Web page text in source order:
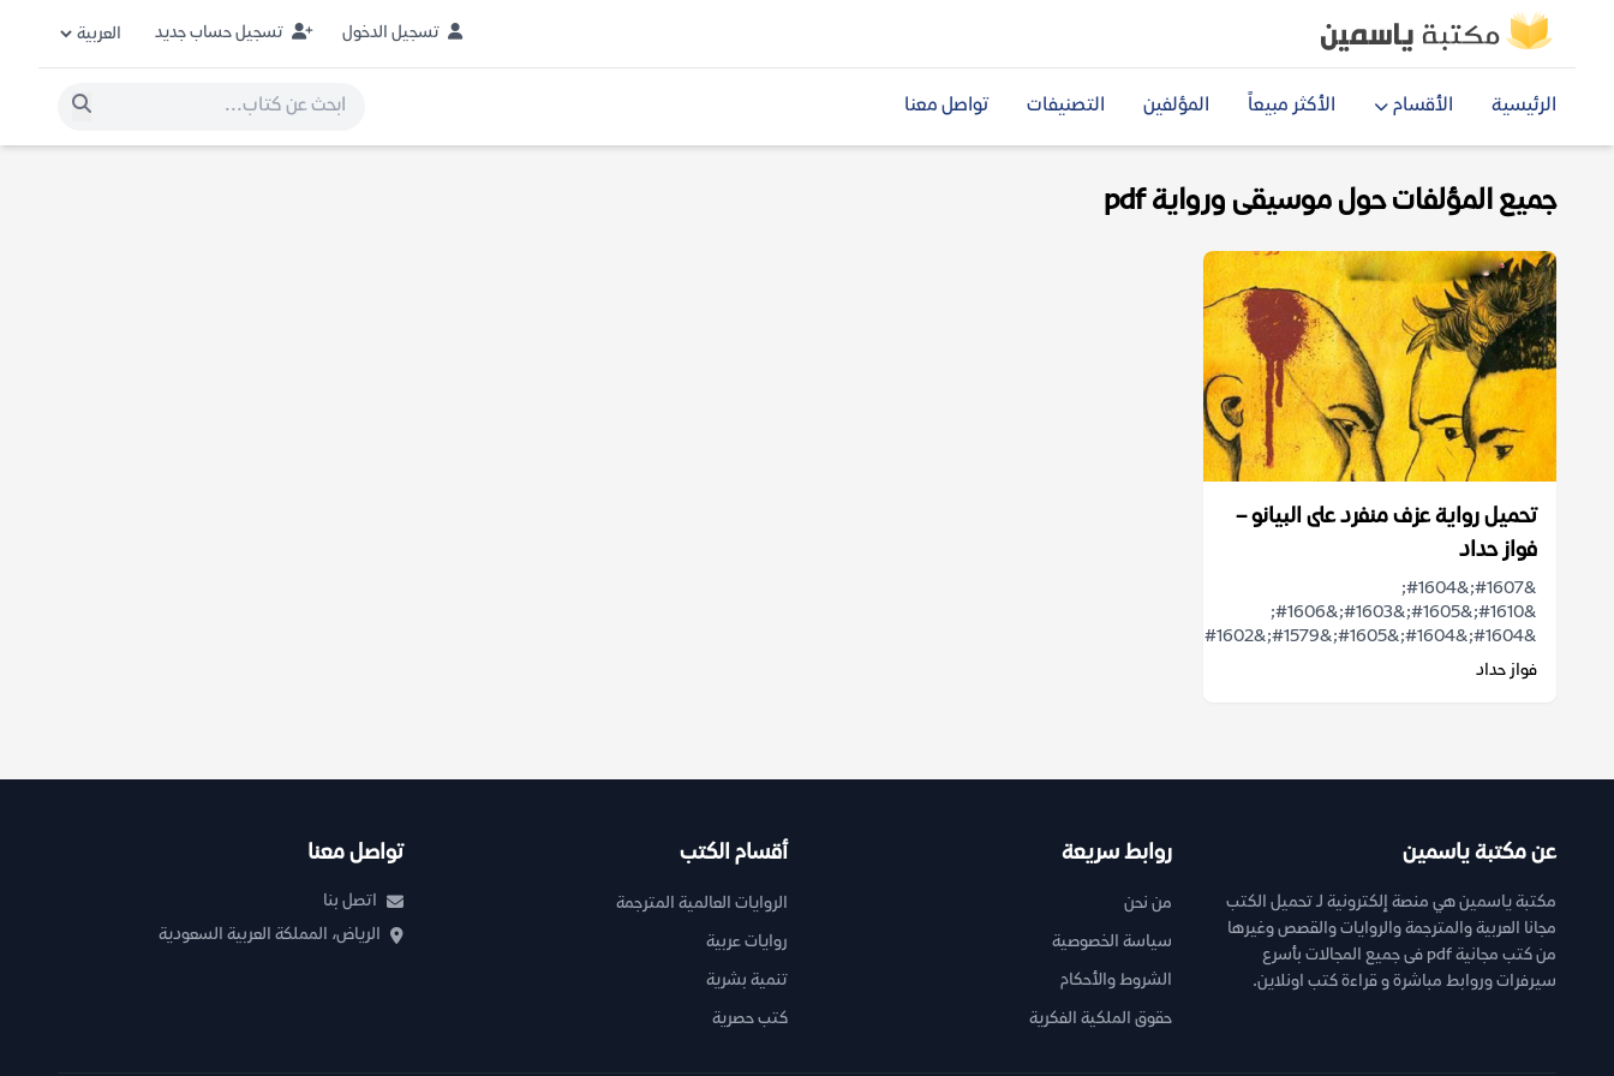
تسجيل الدخول تسجيل حساب جديد
الرئيسية الأقسام الأكثر مبيعاً المؤلفين التصنيفات تواصل معنا
جميع المؤلفات حول موسيقى ورواية pdf
تحميل رواية عزف منفرد على البيانو –
فواز حداد
&#1607;&#1604;
&#1610;&#1605;&#1603;&#1606;
&#1604;&#1604;&#1605;&#1579;&#1602;&...
فواز حداد
عن مكتبة ياسمين
مكتبة ياسمين هي منصة إلكترونية لـ تحميل الكتب
مجانا العربية والمترجمة والروايات والقصص وغيرها
من كتب مجانية pdf فى جميع المجالات بأسرع
سيرفرات وروابط مباشرة و قراءة كتب اونلاين.
روابط سريعة
من نحن
سياسة الخصوصية
الشروط والأحكام
حقوق الملكية الفكرية
أقسام الكتب
الروايات العالمية المترجمة
روايات عربية
تنمية بشرية
كتب حصرية
تواصل معنا
اتصل بنا
الرياض، المملكة العربية السعودية